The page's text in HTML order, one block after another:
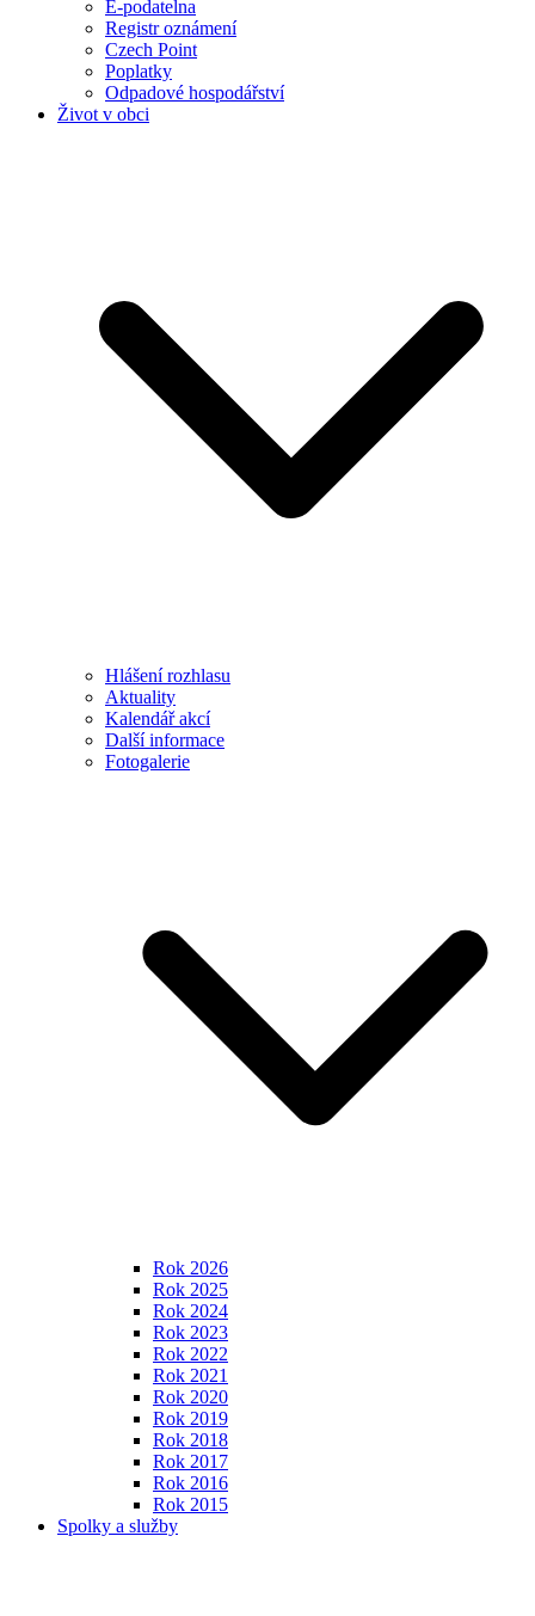
E-podatelna
Registr oznámení
Czech Point
Poplatky
Odpadové hospodářství
Život v obci
Hlášení rozhlasu
Aktuality
Kalendář akcí
Další informace
Fotogalerie
Rok 2026
Rok 2025
Rok 2024
Rok 2023
Rok 2022
Rok 2021
Rok 2020
Rok 2019
Rok 2018
Rok 2017
Rok 2016
Rok 2015
Spolky a služby